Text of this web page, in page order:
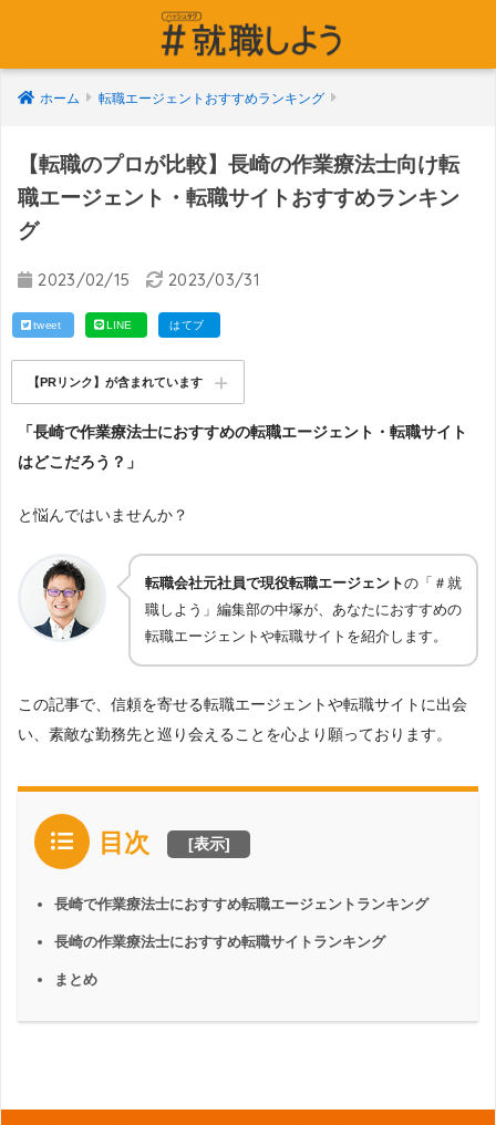
ホーム 転職エージェントおすすめランキング
【転職のプロが比較】長崎の作業療法士向け転
職エージェント・転職サイトおすすめランキン
グ
2023/02/15 2023/03/31
tweet LINE はてブ
【PRリンク】が含まれています
「長崎で作業療法士におすすめの転職エージェント・転職サイト
はどこだろう？」
と悩んではいませんか？
転職会社元社員で現役転職エージェントの「＃就
職しよう」編集部の中塚が、あなたにおすすめの
転職エージェントや転職サイトを紹介します。
この記事で、信頼を寄せる転職エージェントや転職サイトに出会
い、素敵な勤務先と巡り会えることを心より願っております。
目次 [表示]
長崎で作業療法士におすすめ転職エージェントランキング
長崎の作業療法士におすすめ転職サイトランキング
まとめ